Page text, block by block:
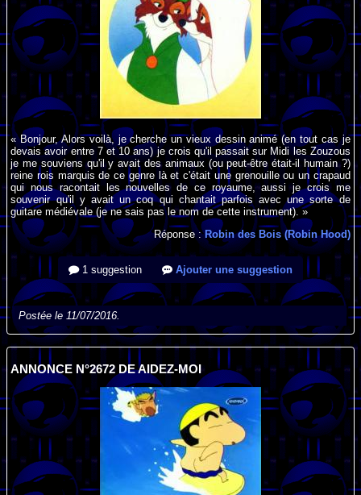
« Bonjour, Alors voilà, je cherche un vieux dessin animé (en tout cas je
devais avoir entre 7 et 10 ans) je crois qu'il passait sur Midi les Zouzous
je me souviens qu'il y avait des animaux (ou peut-être était-il humain ?)
reine rois marquis de ce genre là et c'était une grenouille ou un crapaud
qui nous racontait les nouvelles de ce royaume, aussi je crois me
souvenir qu'il y avait un coq qui chantait parfois avec une sorte de
guitare médiévale (je ne sais pas le nom de cette instrument). »
Réponse : Robin des Bois (Robin Hood)
1 suggestion Ajouter une suggestion
Postée le 11/07/2016.
ANNONCE N°2672 DE AIDEZ-MOI